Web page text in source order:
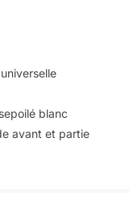
blanc
avant et partie